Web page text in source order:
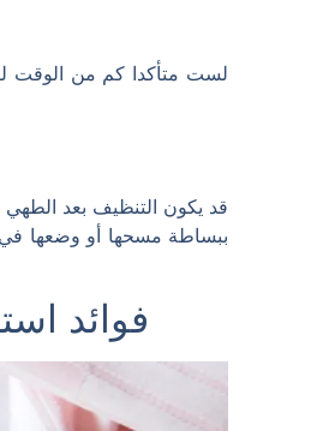
لست متأكدا كم من الوقت
قد يكون التنظيف بعد
ببساطة مسحها أو وضعها في
فوائد